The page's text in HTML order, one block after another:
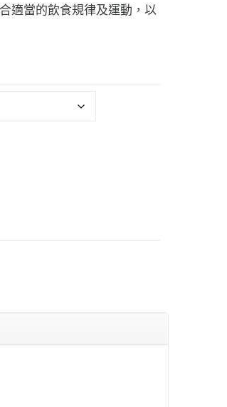
適當的飲食規律及運動，以